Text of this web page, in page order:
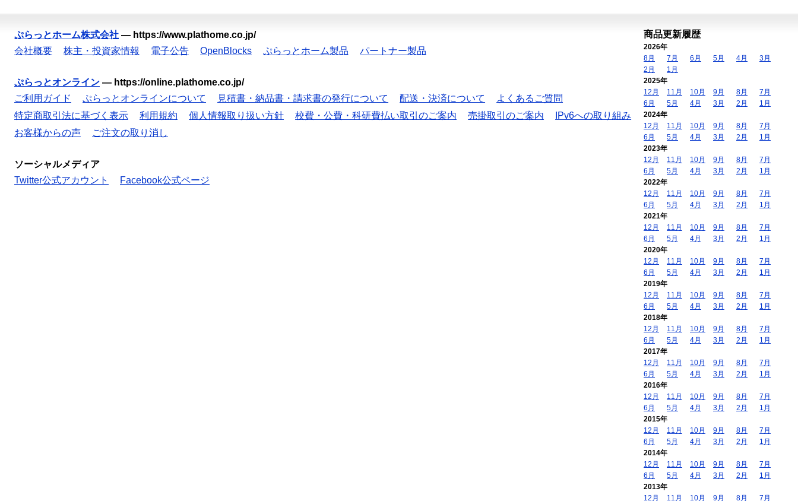
ぷらっとホーム株式会社 — https://www.plathome.co.jp/
会社概要
株主・投資家情報 電子公告 OpenBlocks ぷらっとホーム製品 パートナー製品
ぷらっとオンライン — https://online.plathome.co.jp/
ご利用ガイド
ぷらっとオンラインについて 見積書・納品書・請求書の発行について 配送・決済について
よくあるご質問
特定商取引法に基づく表示
利用規約 個人情報取り扱い方針 校費・公費・科研費払い取引のご案内 売掛取引のご案内
IPv6への取り組み
お客様からの声
ご注文の取り消し
ソーシャルメディア
Twitter公式アカウント
Facebook公式ページ
商品更新履歴
2026年
8月
7月 6月 5月 4月
3月
2月
1月
2025年
12月
11月 10月 9月 8月
7月
6月
5月 4月 3月 2月
1月
2024年
12月
11月 10月 9月 8月
7月
6月
5月 4月 3月 2月
1月
2023年
12月
11月 10月 9月 8月
7月
6月
5月 4月 3月 2月
1月
2022年
12月
11月 10月 9月 8月
7月
6月
5月 4月 3月 2月
1月
2021年
12月
11月 10月 9月 8月
7月
6月
5月 4月 3月 2月
1月
2020年
12月
11月 10月 9月 8月
7月
6月
5月 4月 3月 2月
1月
2019年
12月
11月 10月 9月 8月
7月
6月
5月 4月 3月 2月
1月
2018年
12月
11月 10月 9月 8月
7月
6月
5月 4月 3月 2月
1月
2017年
12月
11月 10月 9月 8月
7月
6月
5月 4月 3月 2月
1月
2016年
12月
11月 10月 9月 8月
7月
6月
5月 4月 3月 2月
1月
2015年
12月
11月 10月 9月 8月
7月
6月
5月 4月 3月 2月
1月
2014年
12月
11月 10月 9月 8月
7月
6月
5月 4月 3月 2月
1月
2013年
12月
11月 10月 9月 8月 7月